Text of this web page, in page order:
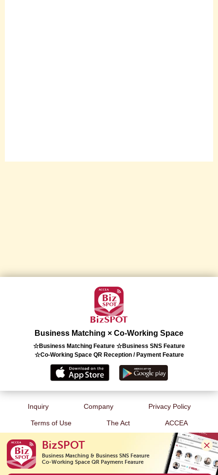
Business Matching × Co-Working Space
☆Business Matching Feature ☆Business SNS Feature
☆Co-Working Space QR Reception / Payment Feature
Inquiry Company Privacy Policy
Terms of Use The Act ACCEA
BizSPOT
Business Matching & Business SNS Feature
Co-Working Space QR Payment Feature